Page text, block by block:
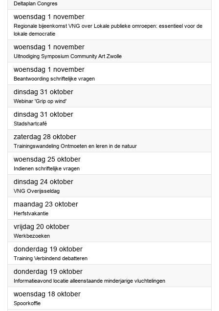
Deltaplan Congres
woensdag 1 november2023
Regionale bijeenkomst VNG over Lokale publieke omroepen: essentieel voor de
lokale democratie
woensdag 1 november2023
Uitnodiging Symposium Community Art Zwolle
woensdag 1 november2023
Beantwoording schriftelijke vragen
dinsdag 31 oktober2023
Webinar 'Grip op wind'
dinsdag 31 oktober2023
Stadshartcafé
zaterdag 28 oktober2023
Trainingswandeling Ontmoeten en leren in de natuur
woensdag 25 oktober2023
Indienen schriftelijke vragen
dinsdag 24 oktober2023
VNG Overijsseldag
maandag 23 oktober2023
Herfstvakantie
vrijdag 20 oktober2023
Werkbezoeken
donderdag 19 oktober2023
Training Verbindend debatteren
donderdag 19 oktober2023
Informatieavond locatie alleenstaande minderjarige vluchtelingen
woensdag 18 oktober2023
Spoorkoffie